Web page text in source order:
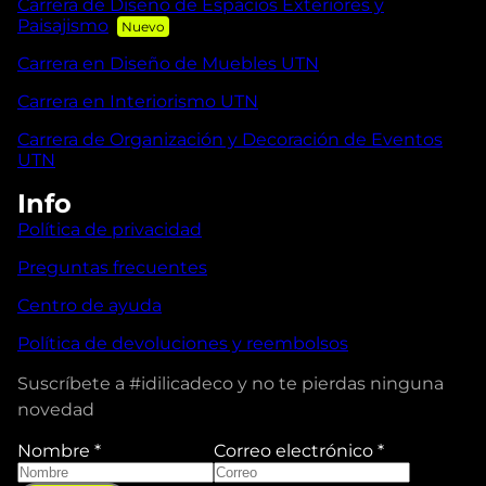
Carrera de Diseño de Espacios Exteriores y
Paisajismo
Carrera en Diseño de Muebles UTN
Carrera en Interiorismo UTN
Carrera de Organización y Decoración de Eventos
UTN
Info
Política de privacidad
Preguntas frecuentes
Centro de ayuda
Política de devoluciones y reembolsos
Suscríbete a #idilicadeco y no te pierdas ninguna
novedad
Nombre *
N
Correo electrónico *